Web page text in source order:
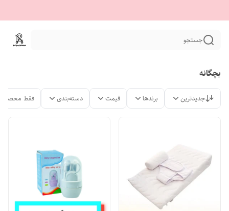
جستجو
بچگانه
جدیدترین برندها قیمت دسته‌بندی فقط